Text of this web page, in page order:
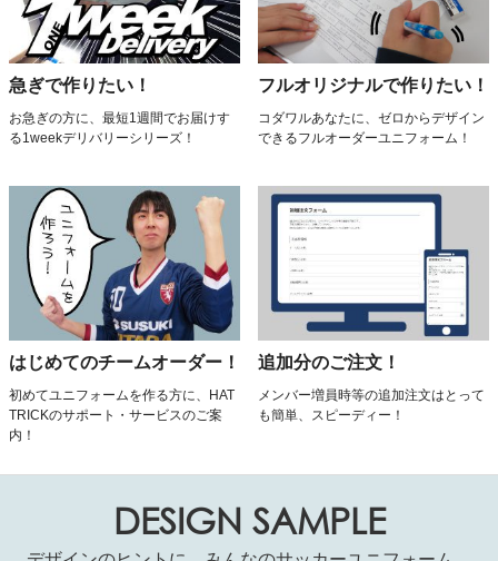
急ぎで作りたい！
お急ぎの方に、最短1週間でお届けす
る1weekデリバリーシリーズ！
フルオリジナルで作りたい！
コダワルあなたに、ゼロからデザイン
できるフルオーダーユニフォーム！
はじめてのチームオーダー！
初めてユニフォームを作る方に、HAT
TRICKのサポート・サービスのご案
内！
追加分のご注文！
メンバー増員時等の追加注文はとって
も簡単、スピーディー！
DESIGN SAMPLE